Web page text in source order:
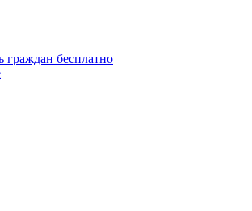
граждан бесплатно